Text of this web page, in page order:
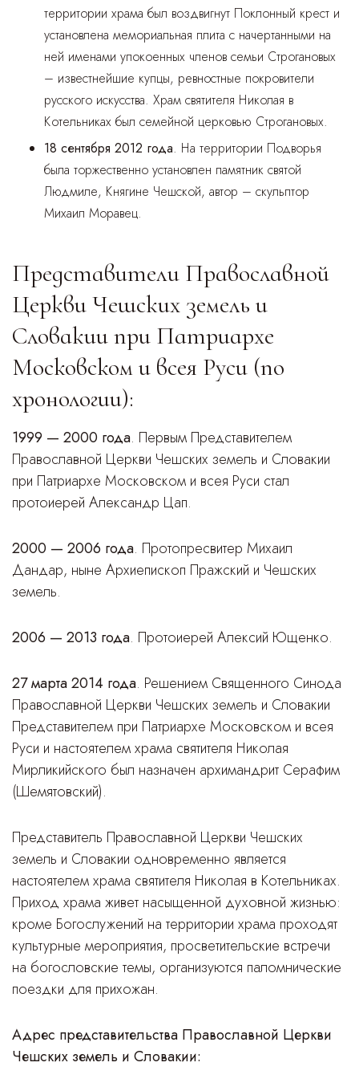
территории храма был воздвигнут Поклонный крест и
установлена мемориальная плита с начертанными на
ней именами упокоенных членов семьи Строгановых
– известнейшие купцы, ревностные покровители
русского искусства. Храм святителя Николая в
Котельниках был семейной церковью Строгановых.
18 сентября 2012 года. На территории Подворья
была торжественно установлен памятник святой
Людмиле, Княгине Чешской, автор – скульптор
Михаил Моравец.
Представители Православной
Церкви Чешских земель и
Словакии при Патриархе
Московском и всея Руси (по
хронологии):
1999 — 2000 года. Первым Представителем
Православной Церкви Чешских земель и Словакии
при Патриархе Московском и всея Руси стал
протоиерей Александр Цап.
2000 — 2006 года. Протопресвитер Михаил
Дандар, ныне Архиепископ Пражский и Чешских
земель.
2006 — 2013 года. Протоиерей Алексий Ющенко.
27 марта 2014 года. Решением Священного Синода
Православной Церкви Чешских земель и Словакии
Представителем при Патриархе Московском и всея
Руси и настоятелем храма святителя Николая
Мирликийского был назначен архимандрит Серафим
(Шемятовский).
Представитель Православной Церкви Чешских
земель и Словакии одновременно является
настоятелем храма святителя Николая в Котельниках.
Приход храма живет насыщенной духовной жизнью:
кроме Богослужений на территории храма проходят
культурные мероприятия, просветительские встречи
на богословские темы, организуются паломнические
поездки для прихожан.
Адрес представительства Православной Церкви
Чешских земель и Словакии: